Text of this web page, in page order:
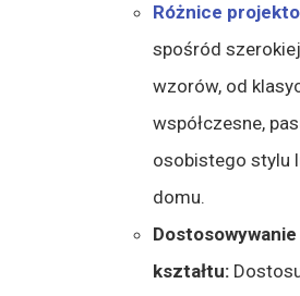
Różnice
spośród
wzorów, od
współczesne,
osobistego stylu
domu.
kształtu: